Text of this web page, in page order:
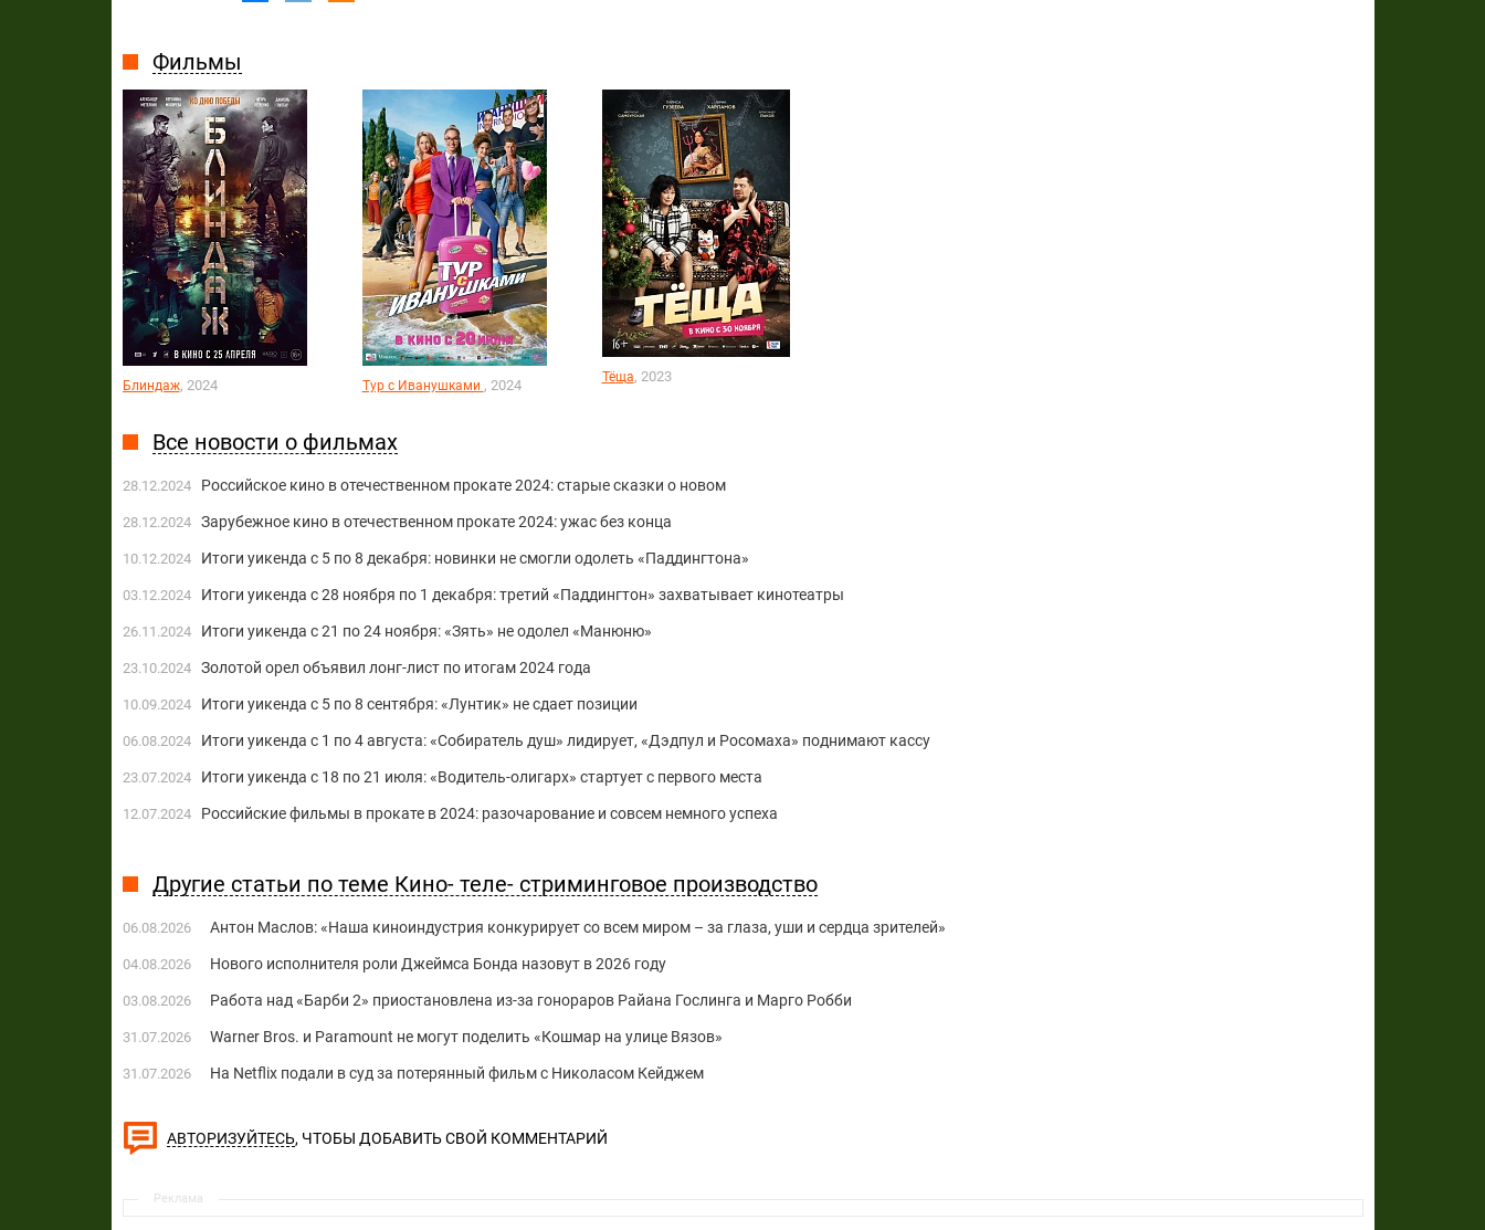
Фильмы
Блиндаж, 2024 Тур с Иванушками , 2024 Тёща, 2023
Все новости о фильмах
28.12.2024 Российское кино в отечественном прокате 2024: старые сказки о новом
28.12.2024 Зарубежное кино в отечественном прокате 2024: ужас без конца
10.12.2024 Итоги уикенда с 5 по 8 декабря: новинки не смогли одолеть «Паддингтона»
03.12.2024 Итоги уикенда с 28 ноября по 1 декабря: третий «Паддингтон» захватывает кинотеатры
26.11.2024 Итоги уикенда с 21 по 24 ноября: «Зять» не одолел «Манюню»
23.10.2024 Золотой орел объявил лонг-лист по итогам 2024 года
10.09.2024 Итоги уикенда с 5 по 8 сентября: «Лунтик» не сдает позиции
06.08.2024 Итоги уикенда с 1 по 4 августа: «Собиратель душ» лидирует, «Дэдпул и Росомаха» поднимают кассу
23.07.2024 Итоги уикенда с 18 по 21 июля: «Водитель-олигарх» стартует с первого места
12.07.2024 Российские фильмы в прокате в 2024: разочарование и совсем немного успеха
Другие статьи по теме Кино- теле- стриминговое производство
06.08.2026 Антон Маслов: «Наша киноиндустрия конкурирует со всем миром – за глаза, уши и сердца зрителей»
04.08.2026 Нового исполнителя роли Джеймса Бонда назовут в 2026 году
03.08.2026 Работа над «Барби 2» приостановлена из-за гонораров Райана Гослинга и Марго Робби
31.07.2026 Warner Bros. и Paramount не могут поделить «Кошмар на улице Вязов»
31.07.2026 На Netflix подали в суд за потерянный фильм с Николасом Кейджем
АВТОРИЗУЙТЕСЬ, ЧТОБЫ ДОБАВИТЬ СВОЙ КОММЕНТАРИЙ
Реклама